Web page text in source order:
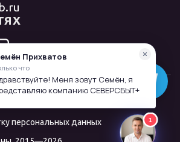
персональных данных